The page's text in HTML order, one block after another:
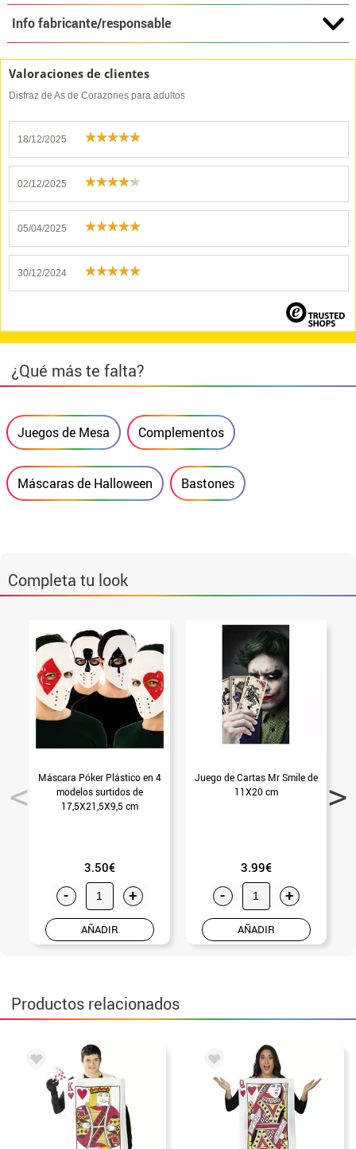
Info fabricante/responsable
Valoraciones de clientes
Disfraz de As de Corazones para adultos
18/12/2025
02/12/2025
05/04/2025
30/12/2024
¿Qué más te falta?
Juegos de Mesa Complementos
Máscaras de Halloween Bastones
Completa tu look
Máscara Póker Plástico en 4
modelos surtidos de
17,5X21,5X9,5 cm
3.50€
- +
AÑADIR
Juego de Cartas Mr Smile de
11X20 cm
3.99€
- +
AÑADIR
Productos relacionados